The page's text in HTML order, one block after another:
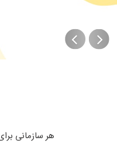
هر سازمانی